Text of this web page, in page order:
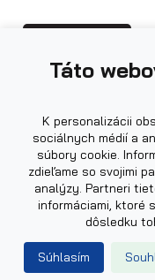
Powered by
Táto
K personalizácii
sociálnych médií a
súbory cookie.
zdieľame so svojimi
analýzy. Partneri
informáciami, ktoré
dôsledku
Súhlasím